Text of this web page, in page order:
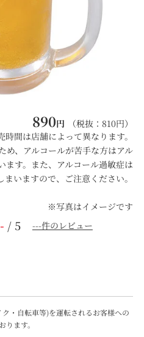
890円 （税抜：810円）
間は店舗によって異なります。
め、アルコールが苦手な方はアル
ます。また、アルコール過敏症は
いますので、ご注意ください。
※写真はイメージです
/ 5 ---件のレビュー
・自転車等)を運転されるお客様への
ます。